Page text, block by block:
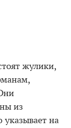
жулики,
из
на